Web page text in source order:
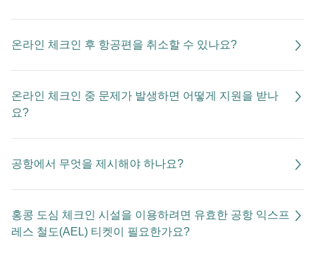
온라인 체크인 후 항공편을 취소할 수 있나요?
온라인 체크인 중 문제가 발생하면 어떻게 지원을 받나
요?
공항에서 무엇을 제시해야 하나요?
홍콩 도심 체크인 시설을 이용하려면 유효한 공항 익스프
레스 철도(AEL) 티켓이 필요한가요?